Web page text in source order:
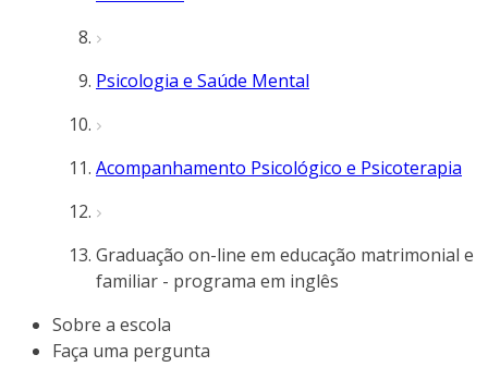
Psicologia e Saúde Mental
Acompanhamento Psicológico e Psicoterapia
Graduação on-line em educação matrimonial e
familiar - programa em inglês
Sobre a escola
Faça uma pergunta